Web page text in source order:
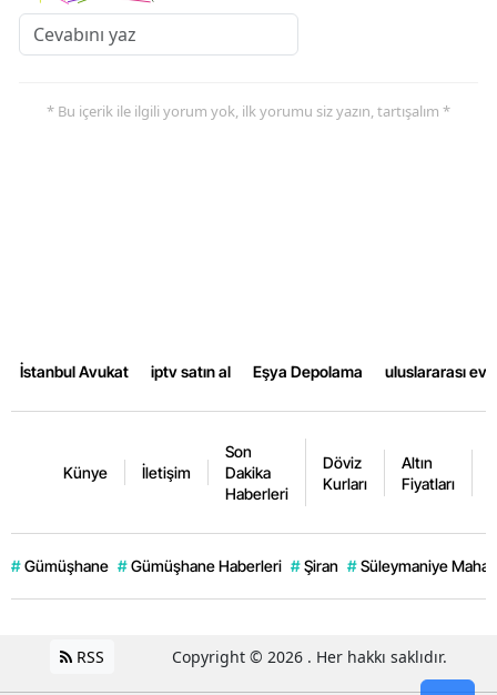
Niğde
Sivas
Tekirdağ
Trabzon
Şanlıurfa
Van
* Bu içerik ile ilgili yorum yok, ilk yorumu siz yazın, tartışalım *
İstanbul Avukat iptv satın al Eşya Depolama uluslararası
Künye İletişim
Son
Dakika
Haberleri
Döviz
Kurları
Altın
Fiyatları
# Gümüşhane # Gümüşhane Haberleri # Şiran # Süleymaniye
RSS Copyright © 2026 . Her hakkı saklıdır.